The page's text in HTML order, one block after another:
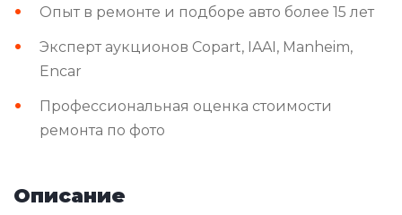
Опыт в ремонте и подборе авто более 15 лет
Эксперт аукционов Copart, IAAI, Manheim,
Encar
Профессиональная оценка стоимости
ремонта по фото
Описание